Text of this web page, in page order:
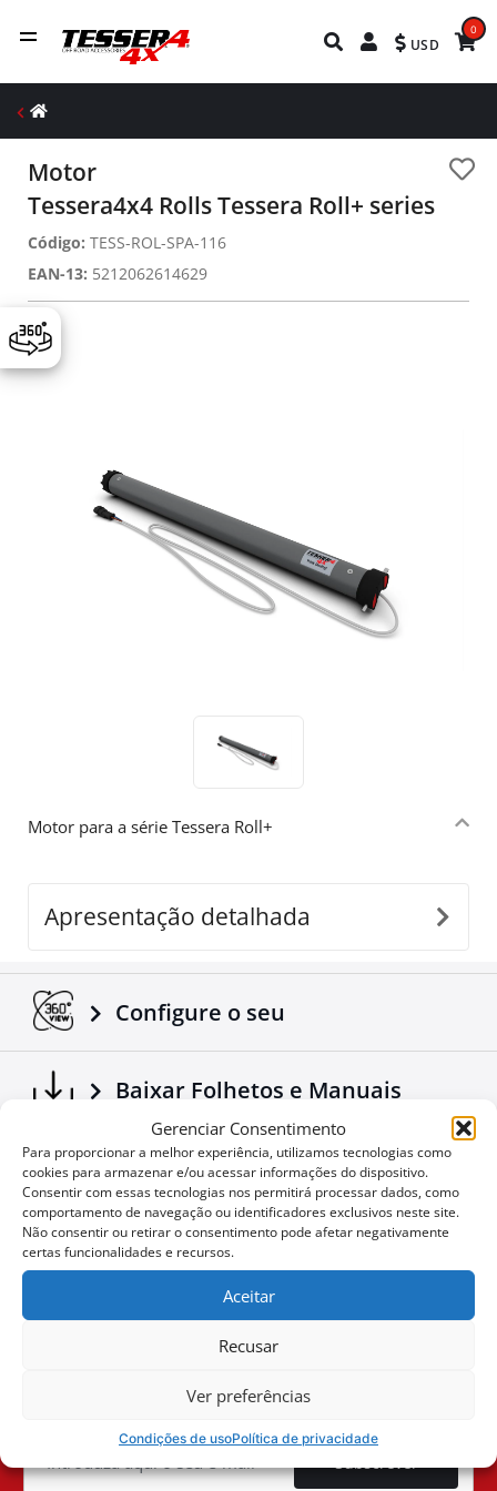
Gerenciar Consentimento
Para proporcionar a melhor experiência, utilizamos tecnologias como
cookies para armazenar e/ou acessar informações do dispositivo.
Consentir com essas tecnologias nos permitirá processar dados, como
comportamento de navegação ou identificadores exclusivos neste site.
Não consentir ou retirar o consentimento pode afetar negativamente
certas funcionalidades e recursos.
Aceitar
Recusar
Ver preferências
Condições de usoPolítica de privacidade
USD
0
Motor
Tessera4x4 Rolls Tessera Roll+ series
Código: TESS-ROL-SPA-116
EAN-13: 5212062614629
Motor para a série Tessera Roll+
Apresentação detalhada
Configure o seu
Baixar Folhetos e Manuais
Notícias Corporativas
Ofertas especiais
oportunidade?